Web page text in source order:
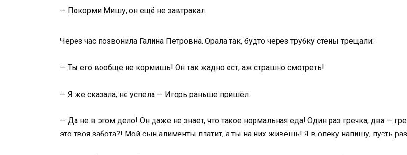
— Покорми Мишу, он ещё не завтракал.
Через час позвонила Галина Петровна. Орала так, будто через трубку стены трещали:
— Ты его вообще не кормишь! Он так жадно ест, аж страшно смотреть!
— Я же сказала, не успела — Игорь раньше пришёл.
— Да не в этом дело! Он даже не знает, что такое нормальная еда! Один раз гречка, два —
это твоя забота?! Мой сын алименты платит, а ты на них живешь! Я в опеку напишу, пусть